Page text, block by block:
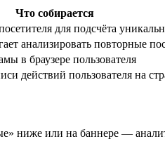
Что собирается
для подсчёта
анализировать повторные
в браузере пользователя
действий пользователя на
ниже или на баннере —